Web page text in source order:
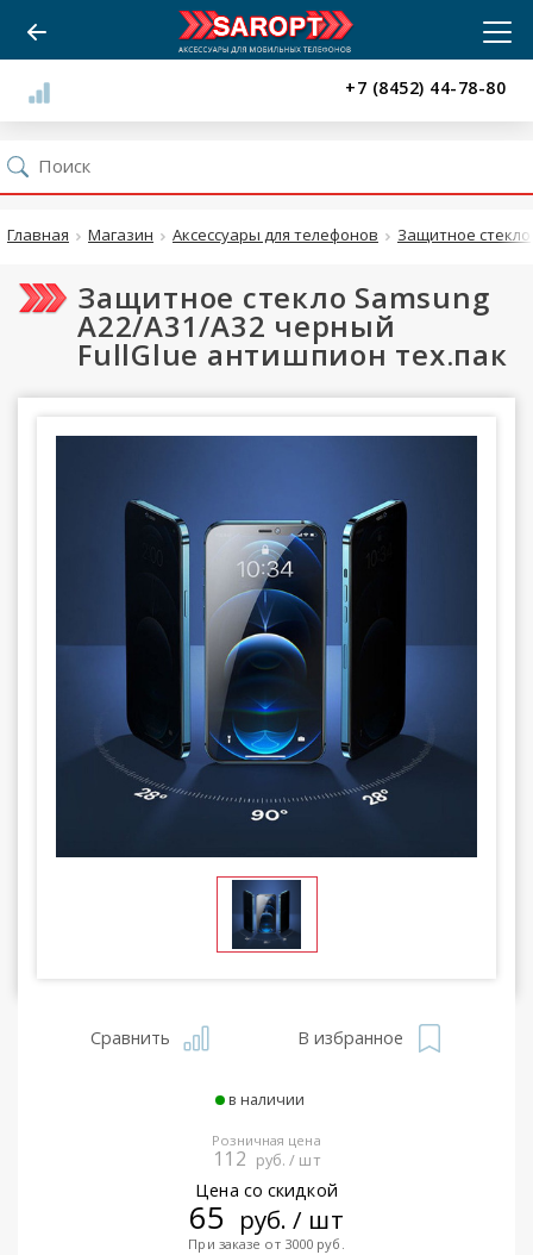
+7 (8452) 44-78-80
Главная Магазин Аксессуары для телефонов Защитное стекло
Защитное стекло Samsung
A22/A31/A32 черный
FullGlue антишпион тех.пак
Сравнить В избранное
в наличии
Розничная цена
112 руб. / шт
Цена со скидкой
65 руб. / шт
При заказе от 3000 руб.